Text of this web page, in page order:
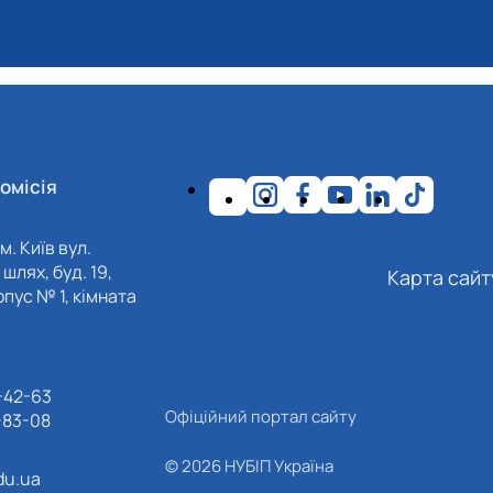
Київ вул.
шлях, буд. 19,
№ 1, кімната
63
08
Карта
Офіційний портал сайту
© 2026 НУБІП Україна